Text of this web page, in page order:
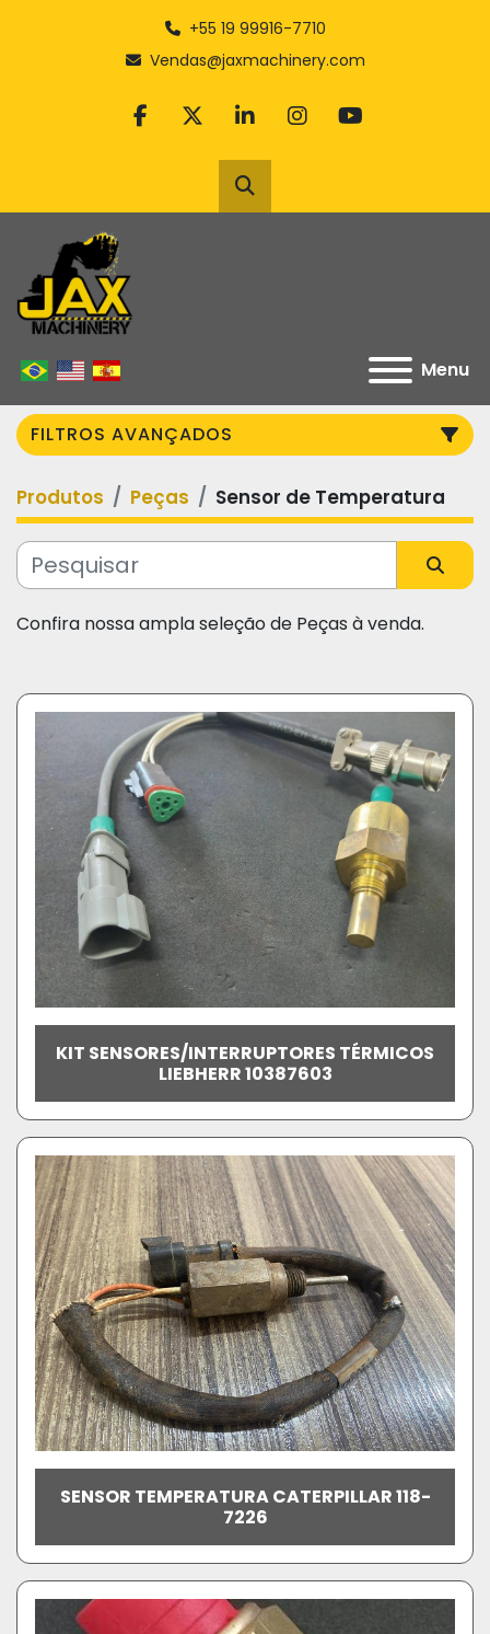
+55 19 99916-7710
Vendas@jaxmachinery.com
facebook
twitterlinkedininstagram
youtube
Pesquisar
Menu
FILTROS AVANÇADOS
Categoria
Fabricante
Produtos Peças Sensor de Temperatura
Confira nossa ampla seleção de Peças à venda.
KIT SENSORES/INTERRUPTORES TÉRMICOS
LIEBHERR 10387603
SENSOR TEMPERATURA CATERPILLAR 118-
7226